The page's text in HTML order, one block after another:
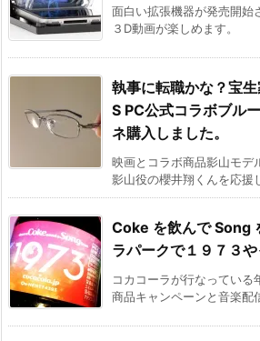
面白い拡張機器が発売開始
３D動画が楽しめます。
執事に転職かな？宝
S PC公式コラボブル
ネ購入しました。
映画とコラボ商品影山モデ
影山役の櫻井翔くんを応援
Coke を飲んで Song
ラパークで１９７３
コカコーラが行なっている
商品キャンペーンと音楽配